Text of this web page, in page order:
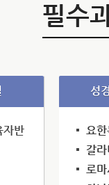
필수
자반
성
요
갈라
로마